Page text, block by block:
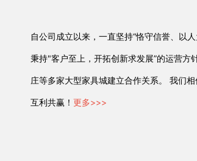
自公司成立以来，一直坚持“恪守信誉、以
秉持"客户至上，开拓创新求发展”的运营方
庄等多家大型家具城建立合作关系。 我们
互利共赢！ 更多>>>